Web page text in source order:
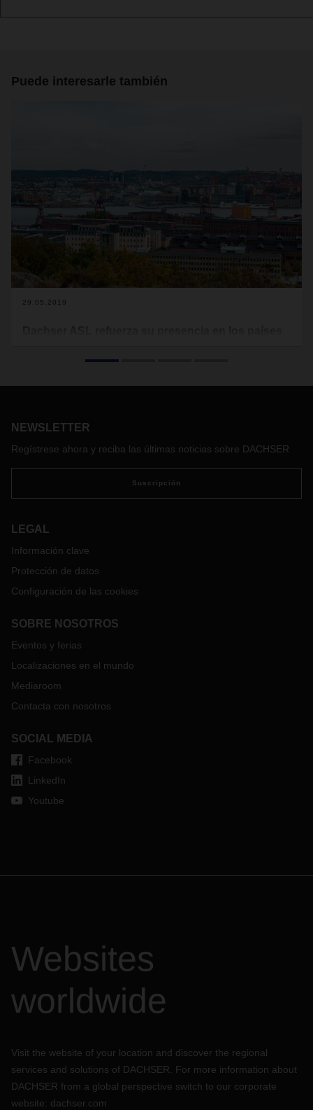
Puede interesarle también
29.05.2019
apertura del nuevo centro en el país escandinavo de la
riqueza en recursos humanos de estos países, convierte la
exportaciones desde Iberia y resto de Europa.
NEWSLETTER
Regístrese ahora y reciba las últimas noticias sobre DACHSER
Suscripción
LEGAL
Información clave
Protección de datos
Configuración de las cookies
SOBRE NOSOTROS
Eventos y ferias
Localizaciones en el mundo
Mediaroom
Contacta con nosotros
SOCIAL MEDIA
Facebook
LinkedIn
Youtube
Websites
worldwide
Visit the website of your location and discover the regional
services and solutions of DACHSER. For more information about
DACHSER from a global perspective switch to our corporate
website: dachser.com